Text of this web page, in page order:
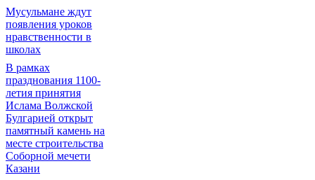
Мусульмане ждут
появления уроков
нравственности в
школах
В рамках
празднования 1100-
летия принятия
Ислама Волжской
Булгарией открыт
памятный камень на
месте строительства
Соборной мечети
Казани